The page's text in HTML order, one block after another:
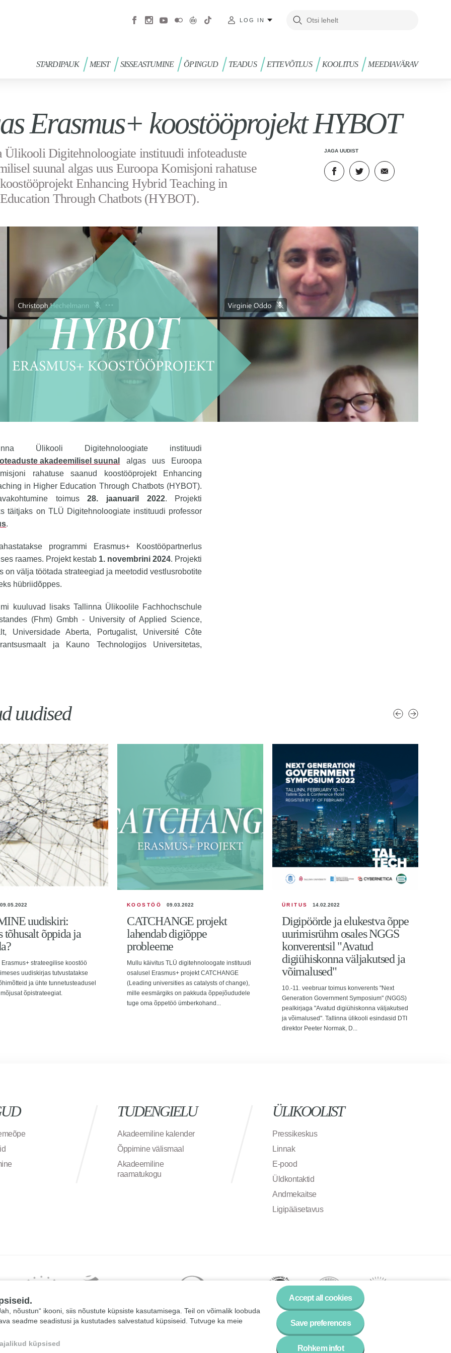
LOG IN
STARDIPAUK MEIST SISSEASTUMINE ÕPINGUD TEADUS ETTEVÕTLUS KOOLITUS MEEDIAVÄRAV
Erasmus+ koostööprojekt HYBOT
Ülikooli Digitehnoloogiate instituudi infoteaduste
suunal algas uus Euroopa Komisjoni rahatuse
Enhancing Hybrid Teaching in
Through Chatbots (HYBOT).
JAGA UUDIST
Ülikooli Digitehnoloogiate instituudi
akadeemilisel suunal
algas uus Euroopa
rahatuse saanud koostööprojekt Enhancing
in Higher Education Through Chatbots (HYBOT).
toimus28. jaanuaril 2022. Projekti
täitjaks on TLÜ Digitehnoloogiate instituudi professor
.
programmi Erasmus+ Koostööpartnerlus
raames. Projekt kestab 1. novembrini 2024. Projekti
on välja töötada strateegiad ja meetodid vestlusrobotite
hübriidõppes.
kuuluvad lisaks Tallinna Ülikoolile Fachhochschule
(Fhm) Gmbh - University of Applied Science,
Universidade Aberta, Portugalist, Université Côte
ja Kauno Technologijos Universitetas,
uudised
09.05.2022
uudiskiri:
tõhusalt õppida ja
Erasmus+ strateegilise koostöö
uudiskirjas tutvustatakse
ja ühte tunnetusteadusel
õpistrateegiat.
KOOSTÖÖ 09.03.2022
CATCHANGE projekt
lahendab digiõppe
probleeme
Mullu käivitus TLÜ digitehnoloogate instituudi
osalusel Erasmus+ projekt CATCHANGE
(Leading universities as catalysts of change),
mille eesmärgiks on pakkuda õppejõududele
tuge oma õppetöö ümberkohand...
ÜRITUS 14.02.2022
Digipöörde ja elukestva õppe
uurimisrühm osales NGGS
konverentsil "Avatud
digiühiskonna väljakutsed ja
võimalused"
10.-11. veebruar toimus konverents "Next
Generation Government Symposium" (NGGS)
pealkirjaga "Avatud digiühiskonna väljakutsed
ja võimalused". Tallinna ülikooli esindasid DTI
direktor Peeter Normak, D...
TUDENGIELU
Akadeemiline kalender
Õppimine välismaal
Akadeemiline
raamatukogu
ÜLIKOOLIST
Pressikeskus
Linnak
E-pood
Üldkontaktid
Andmekaitse
Ligipääsetavus
nõustun“ ikooni, siis nõustute küpsiste kasutamisega. Teil on võimalik loobuda
seadme seadistusi ja kustutades salvestatud küpsiseid. Tutvuge ka meie
küpsised
Accept all cookies
Save preferences
Rohkem infot